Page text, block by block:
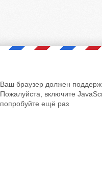
Ваш браузер должен
Пожалуйста, включите
попробуйте ещё раз